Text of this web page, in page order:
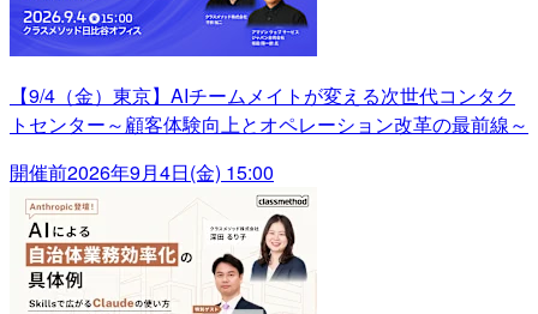
【9/4（金）東京】AIチームメイトが変える次世代コンタク
トセンター～顧客体験向上とオペレーション改革の最前線～
開催前2026年9月4日(金) 15:00